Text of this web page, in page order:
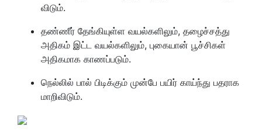
விடும்.
தண்ணீர் தேங்கியுள்ள வயல்களிலும், தழைச்சத்து
அதிகம் இட்ட வயல்களிலும், புகையான் பூச்சிகள்
அதிகமாக காணப்படும்.
நெல்லில் பால் பிடிக்கும் முன்பே பயிர் காய்ந்து பதராக
மாறிவிடும்.